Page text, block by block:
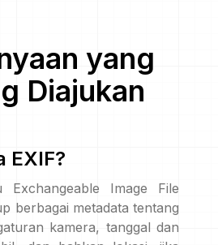
yang
Diajukan
EXIF?
Exchangeable Image File
berbagai metadata tentang
kamera, tanggal dan